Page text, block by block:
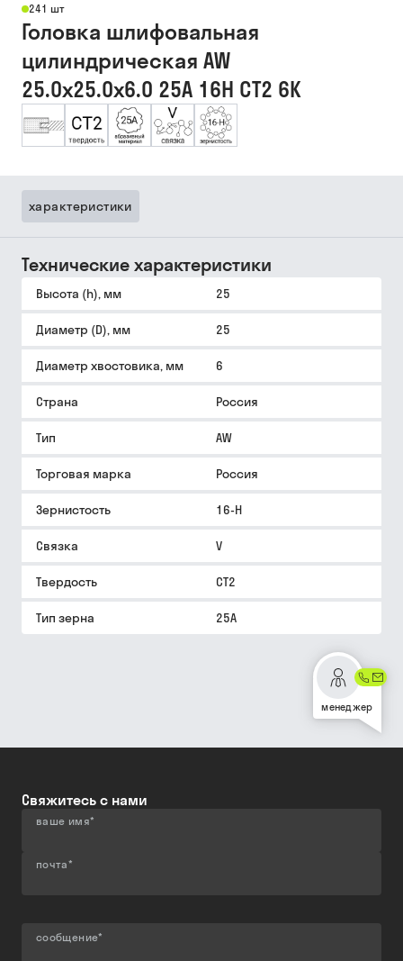
241 шт
Головка шлифовальная
цилиндрическая AW
25.0х25.0х6.0 25А 16Н СТ2 6К
характеристики
Технические характеристики
Высота (h), мм 25
Диаметр (D), мм 25
Диаметр хвостовика, мм 6
Страна Россия
Тип AW
Торговая марка Россия
Зернистость 16-Н
Связка V
Твердость СТ2
Тип зерна 25A
менеджер
Свяжитесь с нами
ваше имя*
почта*
сообщение*